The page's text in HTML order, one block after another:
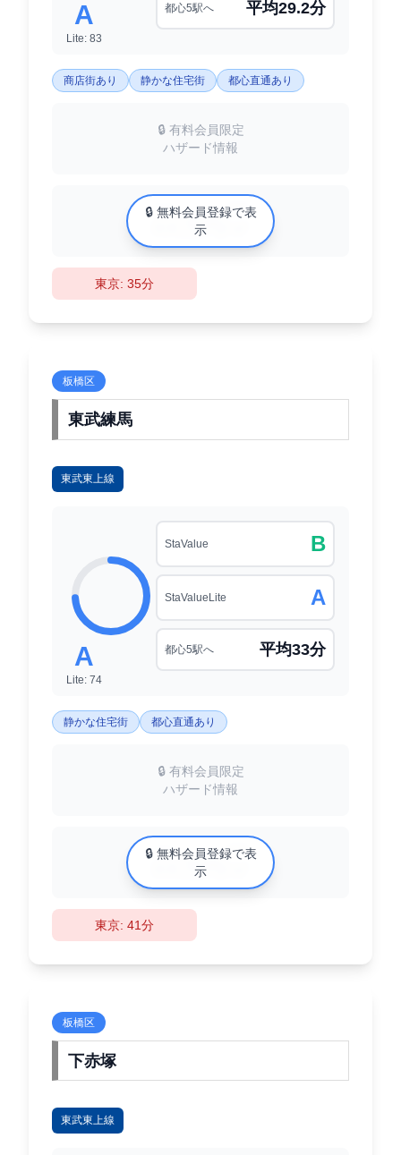
A
Lite: 83
都心5駅へ 平均29.2分
商店街あり 静かな住宅街 都心直通あり
🔒 有料会員限定
ハザード情報
中古マンション相場
XX万円/㎡
🔒 無料会員登録で表
示
東京: 35分
板橋区
東武練馬
東武東上線
A
Lite: 74
StaValue B
StaValueLite A
都心5駅へ 平均33分
静かな住宅街 都心直通あり
🔒 有料会員限定
ハザード情報
中古マンション相場
XX万円/㎡
🔒 無料会員登録で表
示
東京: 41分
板橋区
下赤塚
東武東上線